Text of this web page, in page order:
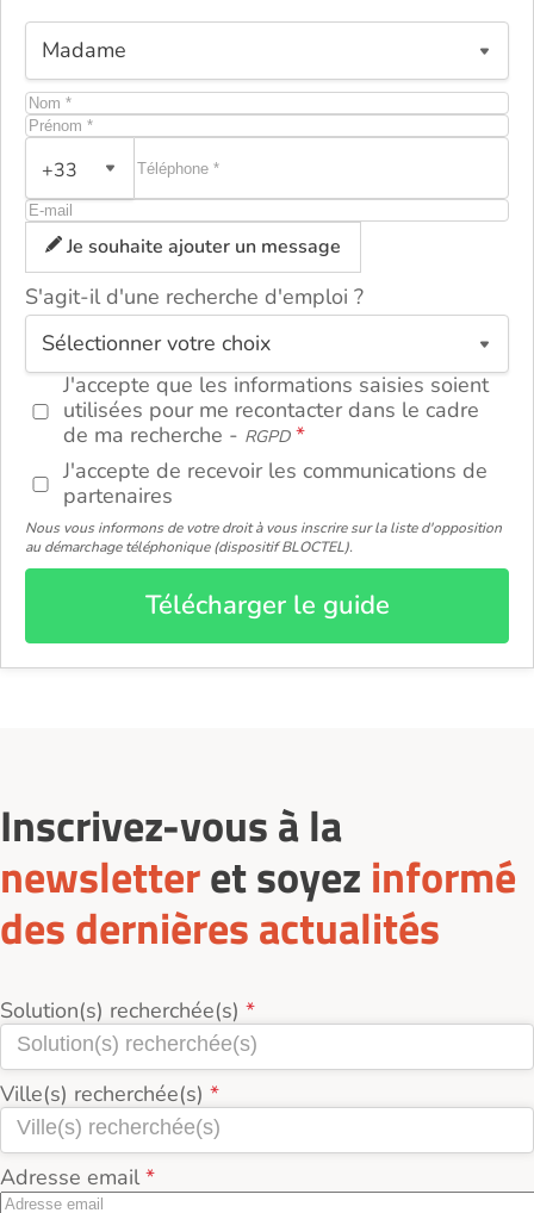
+33
Je souhaite ajouter un message
S'agit-il d'une recherche d'emploi ?
J'accepte que les informations saisies soient
utilisées pour me recontacter dans le cadre
de ma recherche - RGPD
J'accepte de recevoir les communications de
partenaires
Nous vous informons de votre droit à vous inscrire sur la liste d'opposition
au démarchage téléphonique (dispositif BLOCTEL).
Télécharger le guide
ou
Inscrivez-vous à la
newsletteret soyez informé
des dernières actualités
Solution(s) recherchée(s)
Ville(s) recherchée(s)
Adresse email